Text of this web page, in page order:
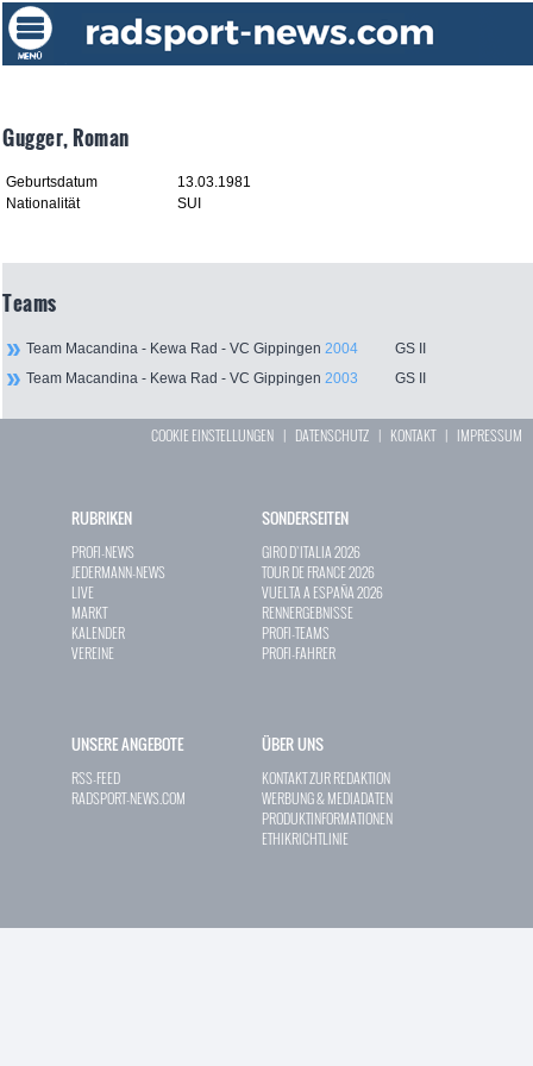
Gugger, Roman
Geburtsdatum
13.03.1981
Nationalität
SUI
Teams
Team Macandina - Kewa Rad - VC Gippingen 2004
GS II
Team Macandina - Kewa Rad - VC Gippingen 2003 GS II
COOKIE EINSTELLUNGEN | DATENSCHUTZ | KONTAKT| IMPRESSUM
RUBRIKEN
PROFI-NEWS
JEDERMANN-NEWS
LIVE
MARKT
KALENDER
VEREINE
SONDERSEITEN
GIRO D`ITALIA 2026
TOUR DE FRANCE 2026
VUELTA A ESPAÑA 2026
RENNERGEBNISSE
PROFI-TEAMS
PROFI-FAHRER
UNSERE ANGEBOTE
RSS-FEED
RADSPORT-NEWS.COM
ÜBER UNS
KONTAKT ZUR REDAKTION
WERBUNG & MEDIADATEN
PRODUKTINFORMATIONEN
ETHIKRICHTLINIE